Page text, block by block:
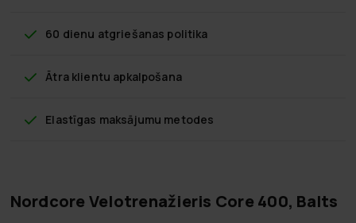
60 dienu atgriešanas politika
Ātra klientu apkalpošana
Elastīgas maksājumu metodes
Nordcore Velotrenažieris Core 400, Balts